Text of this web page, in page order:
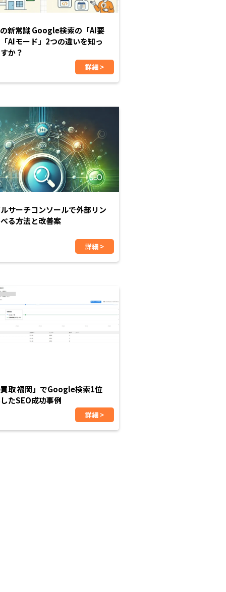
新常識 Google検索の「AI要
AIモード」2つの違いを知っ
か？
詳細 >
サーチコンソールで外部リン
る方法と改善案
詳細 >
取 福岡」でGoogle検索1位
たSEO成功事例
詳細 >